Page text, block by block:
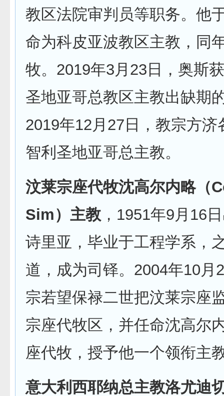
教区法院审判员等职务。他
命为科皮亚波教区主教，同
牧。2019年3月23日，奥斯
圣地亚哥总教区主教出缺期
2019年12月27日，教宗方济
智利圣地亚哥总主教。
汶莱宗座代牧沈高尔内略（
Sim）主教 ，1951年9月16
诗里亚，毕业于工程学系，
道，成为司铎。2004年10月
宗若望保禄二世把汶莱宗座
宗座代牧区，并任命沈高尔
座代牧，授予他一个领衔主
意大利西耶纳总主教洛尤迪